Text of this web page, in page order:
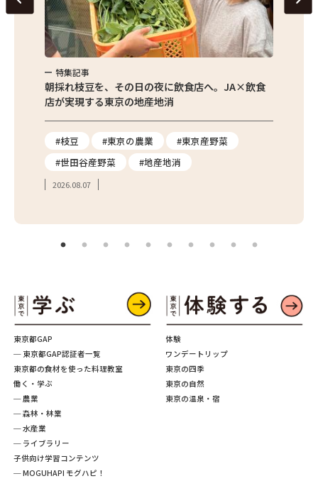
特集記事
朝採れ枝豆を、その日の夜に飲食店へ。JA×飲食
店が実現する東京の地産地消
#枝豆 #東京の農業
#東京産野菜
#世田谷産野菜
#地産地消
2026.08.07
東京都GAP
─ 東京都GAP認証者一覧
東京都の食材を使った料理教室
働く・学ぶ
─ 農業
─ 森林・林業
─ 水産業
─ ライブラリー
子供向け学習コンテンツ
─ MOGUHAPI モグハピ！
体験
ワンデートリップ
東京の四季
東京の自然
東京の温泉・宿